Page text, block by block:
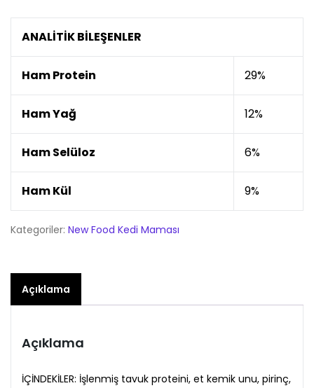
ANALİTİK BİLEŞENLER
Ham Protein 29%
Ham Yağ 12%
Ham Selüloz 6%
Ham Kül 9%
Kategoriler: New Food Kedi Maması
Açıklama
Açıklama
İÇİNDEKİLER: İşlenmiş tavuk proteini, et kemik unu, pirinç,